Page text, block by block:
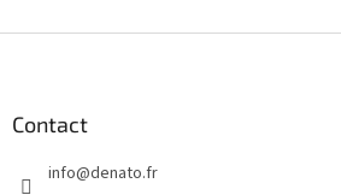
Contact
info@denato.fr